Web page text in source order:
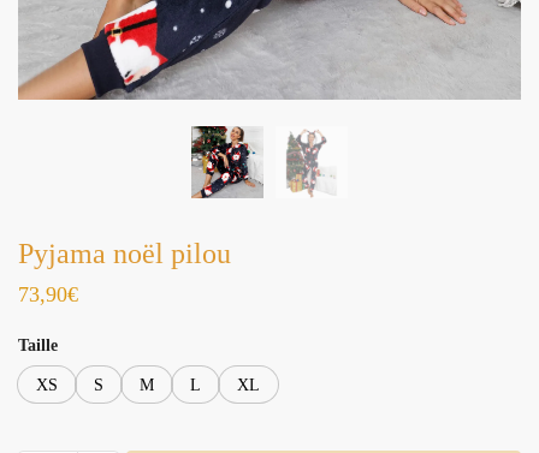
Pyjama noël pilou
73,90€
Taille
XS S M L XL